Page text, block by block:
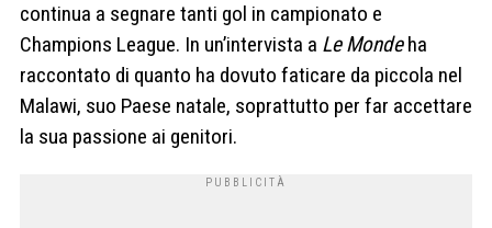
continua a segnare tanti gol in campionato e
Champions League. In un’intervista a Le Mondeha
raccontato di quanto ha dovuto faticare da piccola nel
Malawi, suo Paese natale, soprattutto per far accettare
la sua passione ai genitori.